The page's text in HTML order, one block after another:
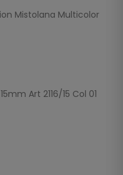
Mistolana Multicolor
Art 2116/15 Col 01